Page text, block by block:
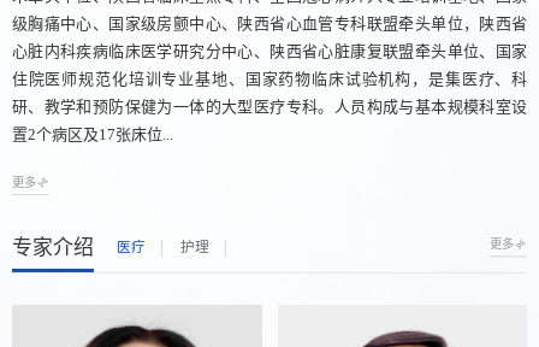
级胸痛中心、国家级房颤中心、陕西省心血管专科联盟牵头单位，陕西省
心脏内科疾病临床医学研究分中心、陕西省心脏康复联盟牵头单位、国家
住院医师规范化培训专业基地、国家药物临床试验机构，是集医疗、科
研、教学和预防保健为一体的大型医疗专科。人员构成与基本规模科室设
置2个病区及17张床位...
更多
专家介绍 医疗 护理 更多